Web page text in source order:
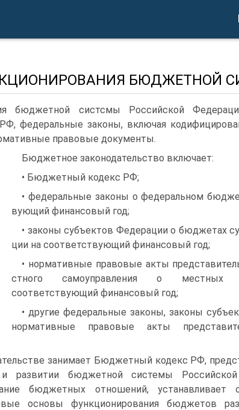
БЮДЖЕТНОЙ
бюджетной систсмы Рос­сийской
федеральные законы, включая
правовые документы.
Бюджетное законодательство включает:
• Бюджетный кодекс РФ;
• федеральные законы о федеральном
вующий финансовый год;
• законы субъектов Федерации о бюджетах
ции на соответствующий финансовый год;
• нормативные правовые акты
стного самоуправления о
соответствующий финансовый год;
• другие федеральные законы, законы
нормативные правовые акты
занимает Бюд­жетный кодекс РФ,
развитии бюджетной системы
бюджетных от­ношений, устанавливает
основы функционирования бюджетов